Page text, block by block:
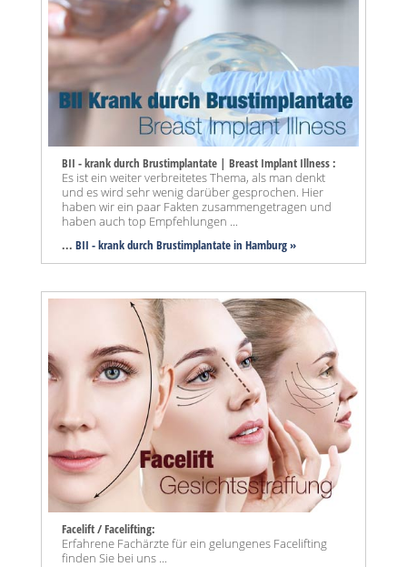
BII - krank durch Brustimplantate | Breast Implant Illness :
Es ist ein weiter verbreitetes Thema, als man denkt
und es wird sehr wenig darüber gesprochen. Hier
haben wir ein paar Fakten zusammengetragen und
haben auch top Empfehlungen ...
... BII - krank durch Brustimplantate in Hamburg »
Facelift / Facelifting:
Erfahrene Fachärzte für ein gelungenes Facelifting
finden Sie bei uns ...